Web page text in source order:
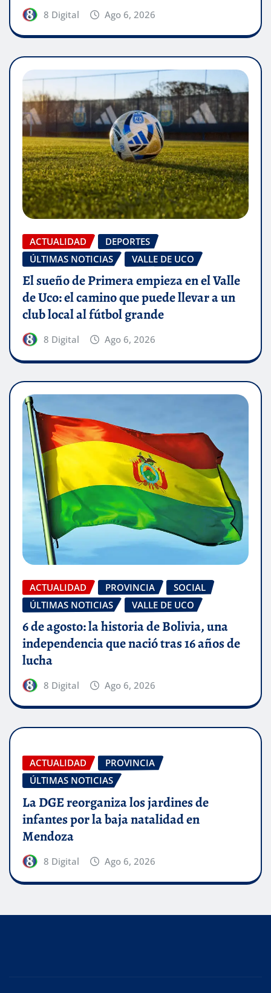
8 Digital Ago 6, 2026
ACTUALIDAD
DEPORTES
ÚLTIMAS NOTICIAS
VALLE DE UCO
El sueño de Primera empieza en el Valle
de Uco: el camino que puede llevar a un
club local al fútbol grande
8 Digital Ago 6, 2026
ACTUALIDAD PROVINCIA
SOCIAL
ÚLTIMAS NOTICIAS
VALLE DE UCO
6 de agosto: la historia de Bolivia, una
independencia que nació tras 16 años de
lucha
8 Digital Ago 6, 2026
ACTUALIDAD
PROVINCIA
ÚLTIMAS NOTICIAS
La DGE reorganiza los jardines de
infantes por la baja natalidad en
Mendoza
8 Digital Ago 6, 2026